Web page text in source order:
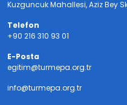
Kuzguncuk Mahallesi, Aziz Bey
Telefon
+90 216 310 93 01
E-Posta
egitim@turmepa.org.tr
info@turmepa.org.tr